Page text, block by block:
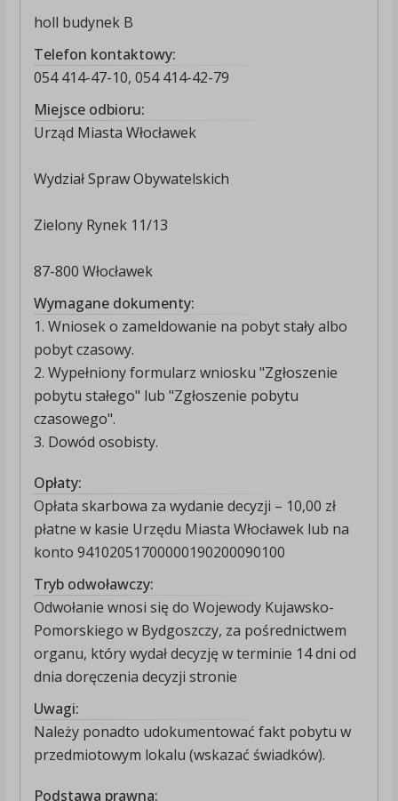
holl budynek B
Telefon kontaktowy:
054 414-47-10, 054 414-42-79
Miejsce odbioru:
Urząd Miasta Włocławek
Wydział Spraw Obywatelskich
Zielony Rynek 11/13
87-800 Włocławek
Wymagane dokumenty:
1. Wniosek o zameldowanie na pobyt stały albo
pobyt czasowy.
2. Wypełniony formularz wniosku "Zgłoszenie
pobytu stałego" lub "Zgłoszenie pobytu
czasowego".
3. Dowód osobisty.
Opłaty:
Opłata skarbowa za wydanie decyzji – 10,00 zł
płatne w kasie Urzędu Miasta Włocławek lub na
konto 94102051700000190200090100
Tryb odwoławczy:
Odwołanie wnosi się do Wojewody Kujawsko-
Pomorskiego w Bydgoszczy, za pośrednictwem
organu, który wydał decyzję w terminie 14 dni od
dnia doręczenia decyzji stronie
Uwagi:
Należy ponadto udokumentować fakt pobytu w
przedmiotowym lokalu (wskazać świadków).
Podstawa prawna: